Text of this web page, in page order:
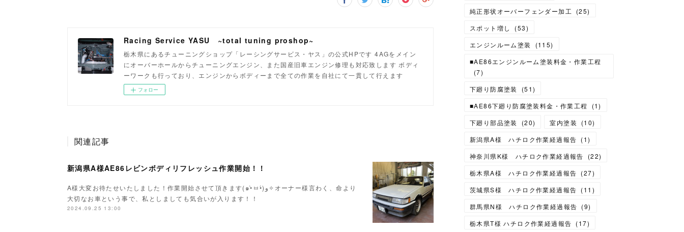
Racing Service YASU ~total tuning proshop~
栃木県にあるチューニングショップ「レーシングサービス・ヤス」の公式HPです 4AGをメイン
にオーバーホールからチューニングエンジン、また国産旧車エンジン修理も対応致します ボディ
ーワークも行っており、エンジンからボディーまで全ての作業を自社にて一貫して行えます
フォロー
関連記事
新潟県A様AE86レビンボディリフレッシュ作業開始！！
A様大変お待たせいたしました！作業開始させて頂きます(๑•̀ㅂ•́)و✧オーナー様言わく、命より
大切なお車という事で、私としましても気合いが入ります！！
2024.09.25 13:00
純正形状オーバーフェンダー加工
(25)
スポット増し
(53)
エンジンルーム塗装
(115)
■AE86エンジンルーム塗装料金・作業工程
(7)
下廻り防腐塗装
(51)
■AE86下廻り防腐塗装料金・作業工程
(1)
下廻り部品塗装
(20) 室内塗装 (10)
新潟県A様 ハチロク作業経過報告 (1)
神奈川県K様 ハチロク作業経過報告
(22)
栃木県A様 ハチロク作業経過報告 (27)
茨城県S様 ハチロク作業経過報告 (11 )
群馬県N様 ハチロク作業経過報告 (9)
栃木県T様 ハチロク作業経過報告 (17)